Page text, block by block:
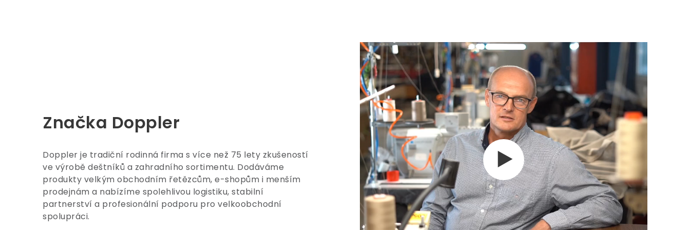
Značka Doppler
Doppler je tradiční rodinná firma s více než 75 lety zkušeností
ve výrobě deštníků a zahradního sortimentu. Dodáváme
produkty velkým obchodním řetězcům, e-shopům i menším
prodejnám a nabízíme spolehlivou logistiku, stabilní
partnerství a profesionální podporu pro velkoobchodní
spolupráci.